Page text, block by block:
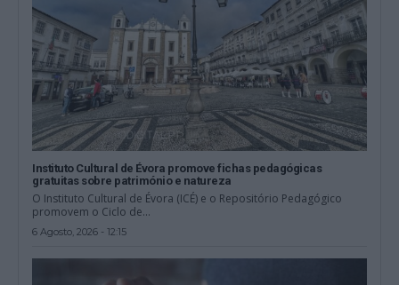
Instituto Cultural de Évora promove fichas pedagógicas
gratuitas sobre património e natureza
O Instituto Cultural de Évora (ICÉ) e o Repositório Pedagógico
promovem o Ciclo de...
6 Agosto, 2026 - 12:15